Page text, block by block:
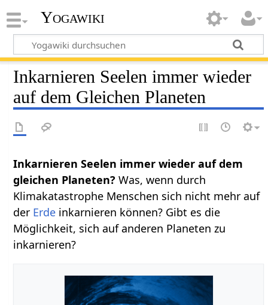
Yogawiki
Inkarnieren Seelen immer wieder
auf dem Gleichen Planeten
Inkarnieren Seelen immer wieder auf dem
gleichen Planeten? Was, wenn durch
Klimakatastrophe Menschen sich nicht mehr auf
der Erde inkarnieren können? Gibt es die
Möglichkeit, sich auf anderen Planeten zu
inkarnieren?